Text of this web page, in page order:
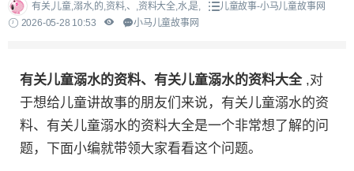
有关,儿童,溺水,的,资料,、,资料大全,水,是,
儿童故事-小马儿童故事网
2026-05-28 10:53
小马儿童故事网
有关儿童溺水的资料、有关儿童溺水的资料大全 ,对
于想给儿童讲故事的朋友们来说，有关儿童溺水的资
料、有关儿童溺水的资料大全是一个非常想了解的问
题，下面小编就带领大家看看这个问题。